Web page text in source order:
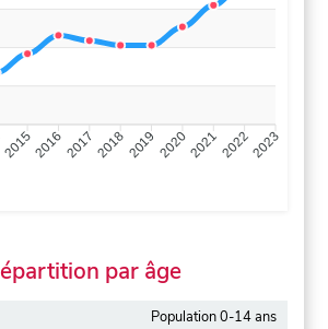
201520162017 20182019 2020202120222023
par âge
Population 0-14 ans